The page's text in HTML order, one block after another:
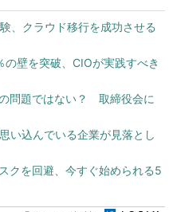
、クラウド移行を成功させる
壁を突破、CIOが実践すべき
問題ではない？ 取締役会に
い込んでいる企業が見落とし
クを回避、今すぐ始められる5